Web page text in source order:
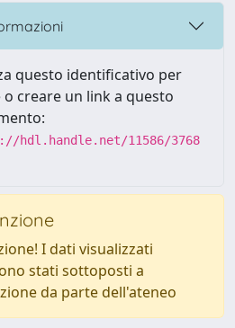
questo identificativo per
o creare un link a questo
hdl.handle.net/11586/3768
I dati visualizzati
stati sottoposti a
da parte dell'ateneo